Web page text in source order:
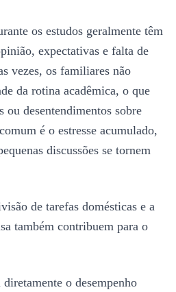
os estudos geralmente têm
expectativas e falta de
vezes, os familiares não
da rotina acadêmica, o que
ou desentendimentos sobre
é o estresse acumulado,
discussões se tornem
de tarefas domésticas e a
também contribuem para o
o desempenho